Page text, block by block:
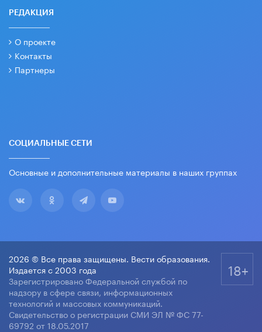
РЕДАКЦИЯ
О проекте
Контакты
Партнеры
СОЦИАЛЬНЫЕ СЕТИ
Основные и дополнительные материалы в наших группах
2026 © Все права защищены. Вести образования.
Издается с 2003 года
Зарегистрировано Федеральной службой по
надзору в сфере связи, информационных
технологий и массовых коммуникаций.
Свидетельство о регистрации СМИ ЭЛ № ФС 77-
69792 от 18.05.2017
18+